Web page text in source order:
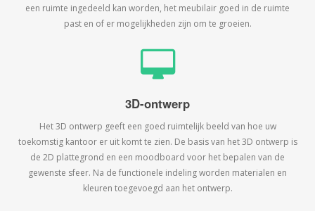
een ruimte ingedeeld kan worden, het meubilair goed in de ruimte
past en of er mogelijkheden zijn om te groeien.
3D-ontwerp
Het 3D ontwerp geeft een goed ruimtelijk beeld van hoe uw
toekomstig kantoor er uit komt te zien. De basis van het 3D ontwerp is
de 2D plattegrond en een moodboard voor het bepalen van de
gewenste sfeer. Na de functionele indeling worden materialen en
kleuren toegevoegd aan het ontwerp.